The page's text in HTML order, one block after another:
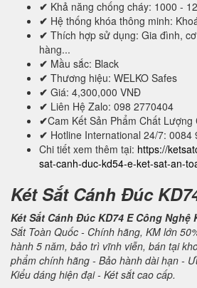
✔ Khả năng chống cháy: 1000 -
✔ Hệ thống khóa thông minh:
✔ Thích hợp sử dụng: Gia đình,
hàng...
✔ Mầu sắc: Black
✔ Thương hiệu: WELKO Safes
✔ Giá: 4,300,000 VNĐ
✔ Liên Hệ Zalo: 098 2770404
✔Cam Kết Sản Phẩm Chất Lượng
✔ Hotline International 24/7: 0084
Chi tiết xem thêm tại: https://
sat-canh-duc-kd54-e-ket-sat-an-
Két Sắt Cánh Đúc
Két Sắt Cánh Đúc KD74 E Công
Sắt Toàn Quốc - Chính hãng, KM lớn
hành 5 năm, bảo trì vĩnh viễn, bán tại
phẩm chính hãng - Bảo hành dài hạn -
Kiểu dáng hiện đại - Két sắt cao cấp.